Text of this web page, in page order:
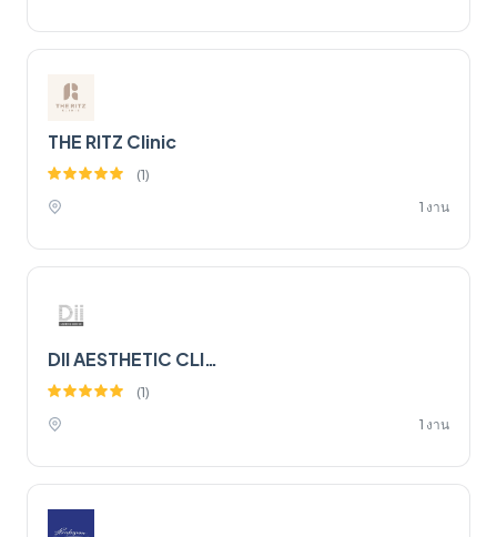
THE RITZ Clinic
(1)
1 งาน
DII AESTHETIC CLINIC
(1)
1 งาน